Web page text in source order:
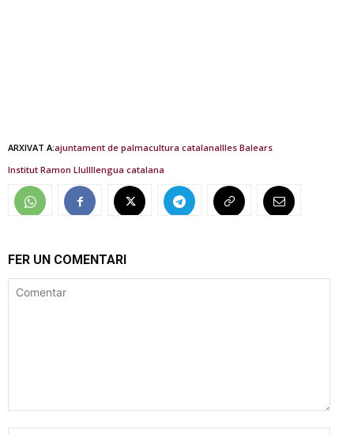
ARXIVAT A:ajuntament de palmacultura catalanaIlles Balears
Institut Ramon Llullllengua catalana
FER UN COMENTARI